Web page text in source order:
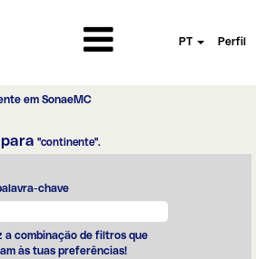
PT Perfil
em SonaeMC(página
"continente".
chave
a combinação de filtros que
às tuas preferências!